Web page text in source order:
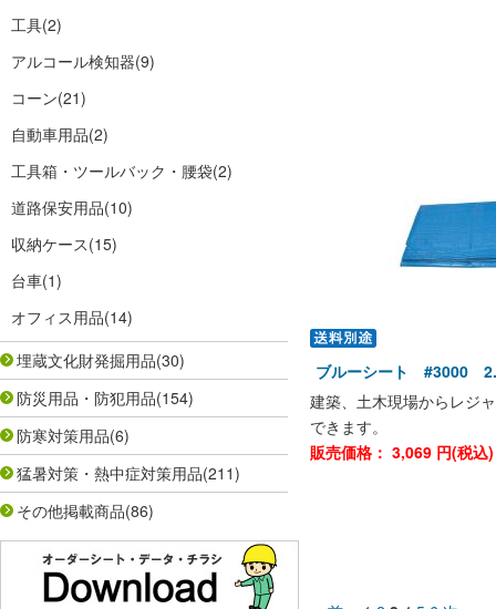
工具(2)
アルコール検知器(9)
コーン(21)
自動車用品(2)
工具箱・ツールバック・腰袋(2)
道路保安用品(10)
収納ケース(15)
台車(1)
オフィス用品(14)
埋蔵文化財発掘用品(30)
防災用品・防犯用品(154)
防寒対策用品(6)
猛暑対策・熱中症対策用品(211)
その他掲載商品(86)
ブルーシート #3000
建築、土木現場からレジ
できます。
販売価格： 3,069 円(税